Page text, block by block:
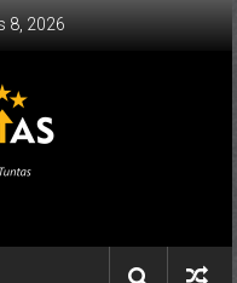
8, 2026